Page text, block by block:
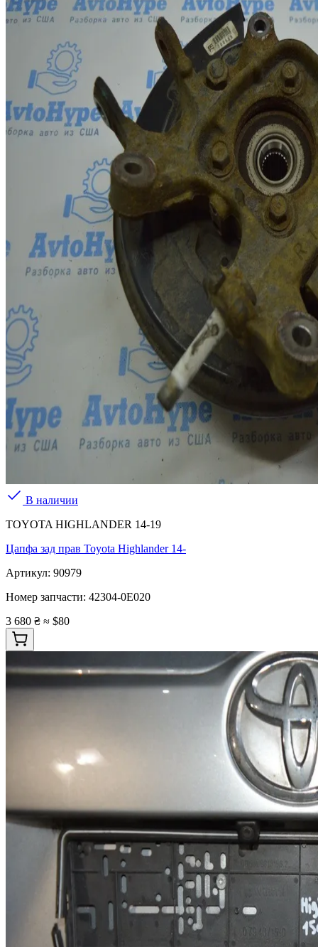
В наличии
TOYOTA HIGHLANDER 14-19
Цапфа зад прав Toyota Highlander 14-
Артикул: 90979
Номер запчасти: 42304-0E020
3 680 ₴ ≈ $80